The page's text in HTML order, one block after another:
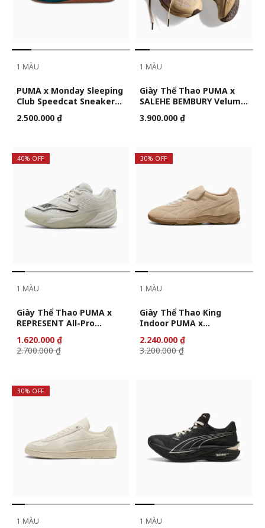
1 MÀU
PUMA x Monday Sleeping
Club Speedcat Sneakers
2.500.000 ₫
1 MÀU
Giày Thể Thao PUMA x
SALEHE BEMBURY Velum
NITRO™ Unisex
3.900.000 ₫
40% OFF
1 MÀU
Giày Thể Thao PUMA x
REPRESENT All-Pro
NITRO™ 2 Unisex
1.620.000 ₫
2.700.000 ₫
30% OFF
1 MÀU
Giày Thể Thao King
Indoor PUMA x
REPRESENT Unisex
2.240.000 ₫
3.200.000 ₫
30% OFF
1 MÀU 1 MÀU